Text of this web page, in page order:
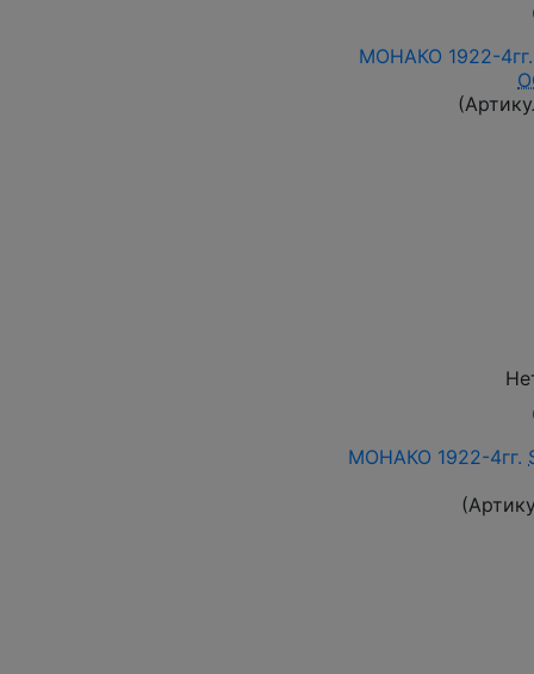
МОНАКО 1922-
МОНАКО 1922-4гг.